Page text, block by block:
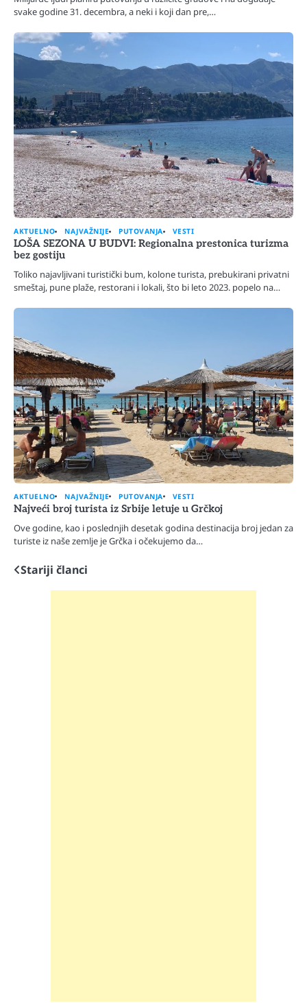
svake godine 31. decembra, a neki i koji dan pre,…
AKTUELNO NAJVAŽNIJE PUTOVANJA VESTI
LOŠA SEZONA U BUDVI: Regionalna prestonica turizma
bez gostiju
Toliko najavljivani turistički bum, kolone turista, prebukirani privatni
smeštaj, pune plaže, restorani i lokali, što bi leto 2023. popelo na…
AKTUELNO NAJVAŽNIJE PUTOVANJA VESTI
Najveći broj turista iz Srbije letuje u Grčkoj
Ove godine, kao i poslednjih desetak godina destinacija broj jedan za
turiste iz naše zemlje je Grčka i očekujemo da…
Navigacija
Stariji članci